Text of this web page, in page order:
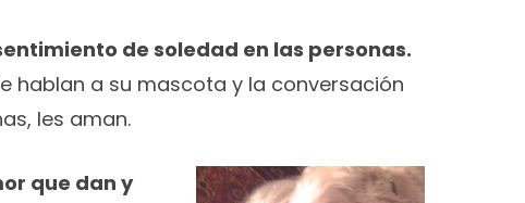
de soledad en las personas.
hablan a su mascota y la conversación
les aman.
que dan y